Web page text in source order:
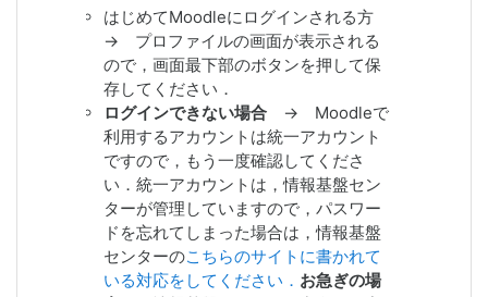
調整完了（教養教育授業開始によるア
クセス集中に対応）
2020/04/30 Moodleサーバを増強
（メモリ）
2020/04/07 Moodleサーバを増強
（CPU数，メモリ）
2020/03/20 動画コンテンツ管理シス
テムMicrosoft Streamを活用するため
の資料をマニュアルサイトで提供開始
2019/07/30 評定計算バグによるCPU
使用率100%問題を修正（PHPコード改
変）
はじめてMoodleにログインされる方
→ プロファイルの画面が表示される
ので，画面最下部のボタンを押して保
存してください．
ログインできない場合 → Moodleで
利用するアカウントは統一アカウント
ですので，もう一度確認してくださ
い．統一アカウントは，情報基盤セン
ターが管理していますので， パスワー
ドを忘れてしまった場合は，情報基盤
センターのこちらのサイトに書かれて
いる対応をしてください． お急ぎの場